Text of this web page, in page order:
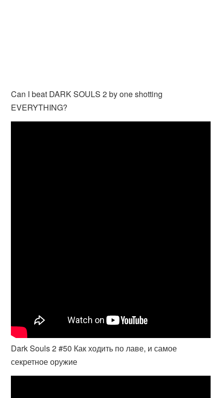
Can I beat DARK SOULS 2 by one shotting
EVERYTHING?
Dark Souls 2 #50 Как ходить по лаве, и самое
секретное оружие